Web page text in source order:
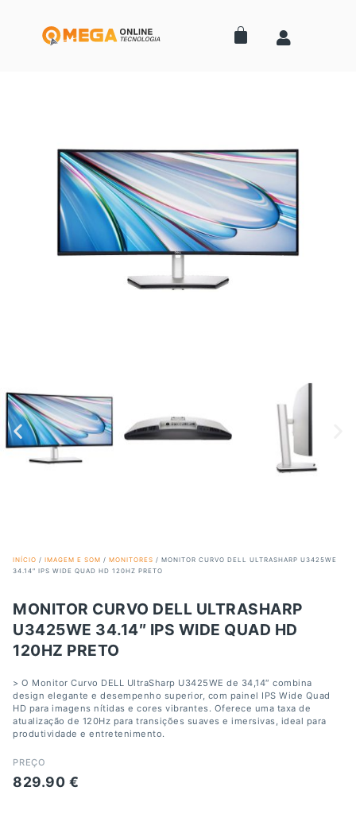
INÍCIO / IMAGEM E SOM / MONITORES / MONITOR CURVO DELL ULTRASHARP U3425WE
34.14″ IPS WIDE QUAD HD 120HZ PRETO
MONITOR CURVO DELL ULTRASHARP
U3425WE 34.14″ IPS WIDE QUAD HD
120HZ PRETO
> O Monitor Curvo DELL UltraSharp U3425WE de 34,14″ combina
design elegante e desempenho superior, com painel IPS Wide Quad
HD para imagens nítidas e cores vibrantes. Oferece uma taxa de
atualização de 120Hz para transições suaves e imersivas, ideal para
produtividade e entretenimento.
PREÇO
829.90 €